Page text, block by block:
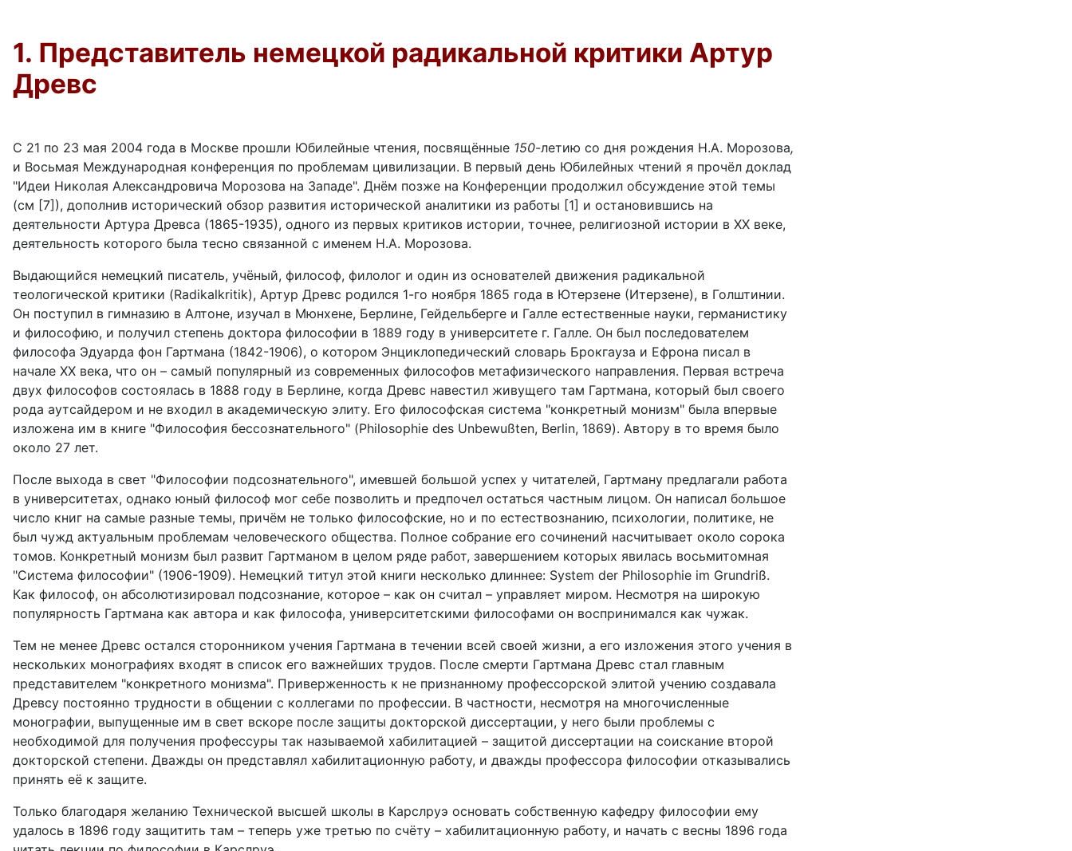
1. Представитель немецкой радикальной критики Артур
Древс
С 21 по 23 мая 2004 года в Москве прошли Юбилейные чтения, посвящённые 150-летию со дня рождения Н.А. Морозова,
и Восьмая Международная конференция по проблемам цивилизации. В первый день Юбилейных чтений я прочёл доклад
"Идеи Николая Александровича Морозова на Западе". Днём позже на Конференции продолжил обсуждение этой темы
(см [7]), дополнив исторический обзор развития исторической аналитики из работы [1] и остановившись на
деятельности Артура Древса (1865-1935), одного из первых критиков истории, точнее, религиозной истории в ХХ веке,
деятельность которого была тесно связанной с именем Н.А. Морозова.
Выдающийся немецкий писатель, учёный, философ, филолог и один из основателей движения радикальной
теологической критики (Radikalkritik), Артур Древс родился 1-го ноября 1865 года в Ютерзене (Итерзене), в Голштинии.
Он поступил в гимназию в Алтоне, изучал в Мюнхене, Берлине, Гейдельберге и Галле естественные науки, германистику
и философию, и получил степень доктора философии в 1889 году в университете г. Галле. Он был последователем
философа Эдуарда фон Гартмана (1842-1906), о котором Энциклопедический словарь Брокгауза и Ефрона писал в
начале ХХ века, что он – самый популярный из современных философов метафизического направления. Первая встреча
двух философов состоялась в 1888 году в Берлине, когда Древс навестил живущего там Гартмана, который был своего
рода аутсайдером и не входил в академическую элиту. Его философская система "конкретный монизм" была впервые
изложена им в книге "Философия бессознательного" (Philosophie des Unbewußten, Berlin, 1869). Автору в то время было
около 27 лет.
После выхода в свет "Философии подсознательного", имевшей большой успех у читателей, Гартману предлагали работа
в университетах, однако юный философ мог себе позволить и предпочел остаться частным лицом. Он написал большое
число книг на самые разные темы, причём не только философские, но и по естествознанию, психологии, политике, не
был чужд актуальным проблемам человеческого общества. Полное собрание его сочинений насчитывает около сорока
томов. Конкретный монизм был развит Гартманом в целом ряде работ, завершением которых явилась восьмитомная
"Система философии" (1906-1909). Немецкий титул этой книги несколько длиннее: System der Philosophie im Grundriß.
Как философ, он абсолютизировал подсознание, которое – как он считал – управляет миром. Несмотря на широкую
популярность Гартмана как автора и как философа, университетскими философами он воспринимался как чужак.
Тем не менее Древс остался сторонником учения Гартмана в течении всей своей жизни, а его изложения этого учения в
нескольких монографиях входят в список его важнейших трудов. После смерти Гартмана Древс стал главным
представителем "конкретного монизма". Приверженность к не признанному профессорской элитой учению создавала
Древсу постоянно трудности в общении с коллегами по профессии. В частности, несмотря на многочисленные
монографии, выпущенные им в свет вскоре после защиты докторской диссертации, у него были проблемы с
необходимой для получения профессуры так называемой хабилитацией – защитой диссертации на соискание второй
докторской степени. Дважды он представлял хабилитационную работу, и дважды профессора философии отказывались
принять её к защите.
Только благодаря желанию Технической высшей школы в Карслруэ основать собственную кафедру философии ему
удалось в 1896 году защитить там – теперь уже третью по счёту – хабилитационную работу, и начать с весны 1896 года